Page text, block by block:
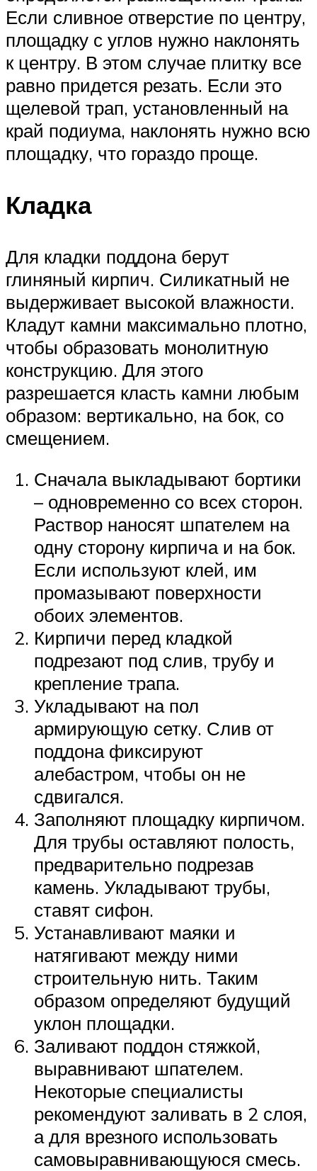
Если сливное отверстие по центру,
площадку с углов нужно наклонять
к центру. В этом случае плитку все
равно придется резать. Если это
щелевой трап, установленный на
край подиума, наклонять нужно всю
площадку, что гораздо проще.
Кладка
Для кладки поддона берут
глиняный кирпич. Силикатный не
выдерживает высокой влажности.
Кладут камни максимально плотно,
чтобы образовать монолитную
конструкцию. Для этого
разрешается класть камни любым
образом: вертикально, на бок, со
смещением.
Сначала выкладывают бортики
– одновременно со всех сторон.
Раствор наносят шпателем на
одну сторону кирпича и на бок.
Если используют клей, им
промазывают поверхности
обоих элементов.
Кирпичи перед кладкой
подрезают под слив, трубу и
крепление трапа.
Укладывают на пол
армирующую сетку. Слив от
поддона фиксируют
алебастром, чтобы он не
сдвигался.
Заполняют площадку кирпичом.
Для трубы оставляют полость,
предварительно подрезав
камень. Укладывают трубы,
ставят сифон.
Устанавливают маяки и
натягивают между ними
строительную нить. Таким
образом определяют будущий
уклон площадки.
Заливают поддон стяжкой,
выравнивают шпателем.
Некоторые специалисты
рекомендуют заливать в 2 слоя,
а для врезного использовать
самовыравнивающуюся смесь.